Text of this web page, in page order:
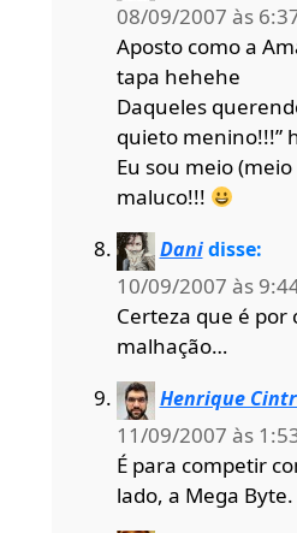
08/09/2007 às
Aposto como a
tapa hehehe
Daqueles
quieto menino!!!”
Eu sou meio
maluco!!!
Dani disse:
10/09/2007 às
Certeza que é por
malhação…
Henrique
11/09/2007 às
É para competir
lado, a Mega Byte.